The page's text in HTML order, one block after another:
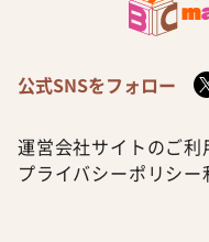
公式SNSをフォロー
運営会社サイトのご利
プライバシーポリシー